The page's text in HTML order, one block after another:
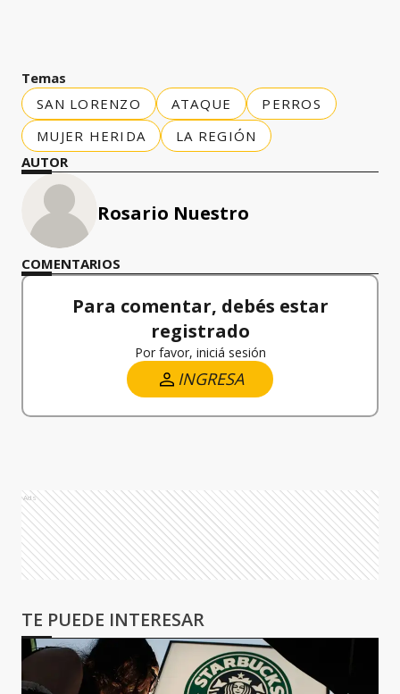
Temas
SAN LORENZO
ATAQUE
PERROS
MUJER HERIDA
LA REGIÓN
AUTOR
Rosario Nuestro
COMENTARIOS
Para comentar, debés estar
registrado
Por favor, iniciá sesión
INGRESA
Ads
TE PUEDE INTERESAR